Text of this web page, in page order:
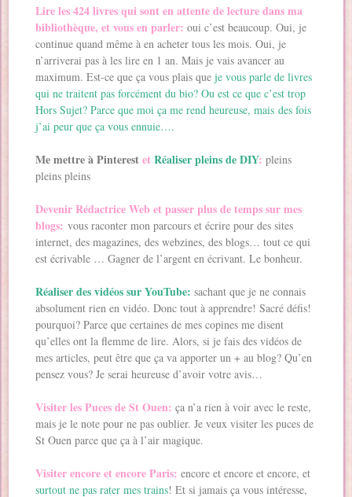
Lire les 424 livres qui sont en attente de lecture dans ma
bibliothèque, et vous en parler: oui c’est beaucoup. Oui, je
continue quand même à en acheter tous les mois. Oui, je
n’arriverai pas à les lire en 1 an. Mais je vais avancer au
maximum. Est-ce que ça vous plais queje vous parle de livres
qui ne traitent pas forcément du bio? Ou est ce que c’est trop
Hors Sujet? Parce que moi ça me rend heureuse, mais des fois
j’ai peur que ça vous ennuie….
Me mettre à PinterestetRéaliser pleins de DIY: pleins
pleins pleins
Devenir Rédactrice Web et passer plus de temps sur mes
blogs: vous raconter mon parcours et écrire pour des sites
internet, des magazines, des webzines, des blogs… tout ce qui
est écrivable … Gagner de l’argent en écrivant. Le bonheur.
Réaliser des vidéos sur YouTube: sachant que je ne connais
absolument rien en vidéo. Donc tout à apprendre! Sacré défis!
pourquoi? Parce que certaines de mes copines me disent
qu’elles ont la flemme de lire. Alors, si je fais des vidéos de
mes articles, peut être que ça va apporter un + au blog? Qu’en
pensez vous? Je serai heureuse d’avoir votre avis…
Visiter les Puces de St Ouen: ça n’a rien à voir avec le reste,
mais je le note pour ne pas oublier. Je veux visiter les puces de
St Ouen parce que ça à l’air magique.
Visiter encore et encore Paris: encore et encore et encore, et
surtout ne pas rater mes trains! Et si jamais ça vous intéresse,